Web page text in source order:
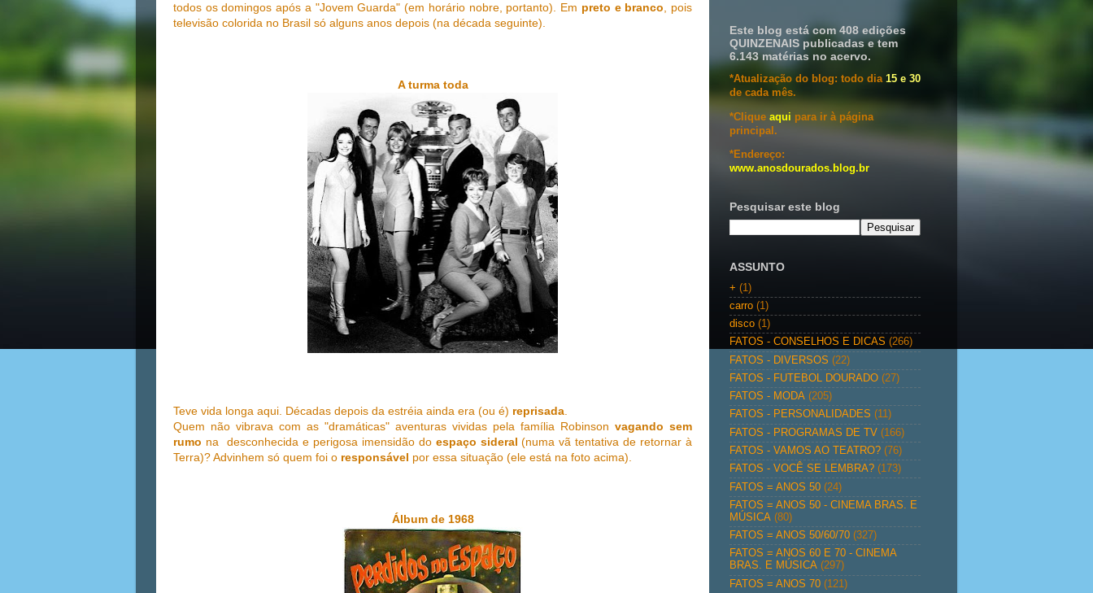
todos os domingos após a "Jovem Guarda" (em horário nobre, portanto). Em preto e branco, pois
televisão colorida no Brasil só alguns anos depois (na década seguinte).
A turma toda
Teve vida longa aqui. Décadas depois da estréia ainda era (ou é) reprisada.
Quem não vibrava com as "dramáticas" aventuras vividas pela família Robinsonvagando sem
rumo na desconhecida e perigosa imensidão do espaço sideral (numa vã tentativa de retornar à
Terra)? Advinhem só quem foi o responsável por essa situação (ele está na foto acima).
Álbum de 1968
Este blog está com 408 edições
QUINZENAIS publicadas e tem
6.143 matérias no acervo.
*Atualização do blog: todo dia 15 e 30
de cada mês.
*Clique aqui para ir à página
principal.
*Endereço:
www.anosdourados.blog.br
Pesquisar este blog
ASSUNTO
+ (1)
carro (1)
disco (1)
FATOS - CONSELHOS E DICAS (266)
FATOS - DIVERSOS (22)
FATOS - FUTEBOL DOURADO (27)
FATOS - MODA (205)
FATOS - PERSONALIDADES (11)
FATOS - PROGRAMAS DE TV (166)
FATOS - VAMOS AO TEATRO? (76)
FATOS - VOCÊ SE LEMBRA? (173)
FATOS = ANOS 50 (24)
FATOS = ANOS 50 - CINEMA BRAS. E
MÚSICA (80)
FATOS = ANOS 50/60/70 (327)
FATOS = ANOS 60 E 70 - CINEMA
BRAS. E MÚSICA (297)
FATOS = ANOS 70 (121)